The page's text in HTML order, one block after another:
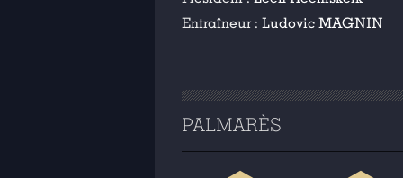
Entraîneur : Ludovic MAGNIN
PALMARÈS